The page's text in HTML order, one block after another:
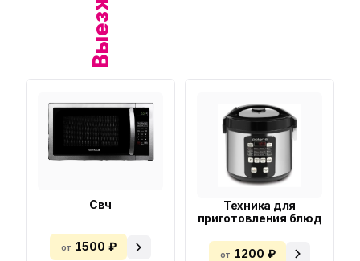
Свч
от 1500 ₽
Техника для
приготовления блюд
от 1200 ₽